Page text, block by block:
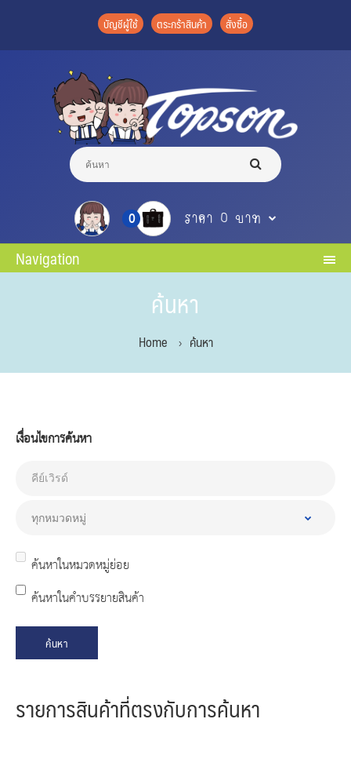
บัญชีผู้ใช้ ตระกร้าสินค้า สั่งซื้อ
0 ราคา 0 บาท
Navigation
ค้นหา
Home ค้นหา
เงื่อนไขการค้นหา
ค้นหาในหมวดหมู่ย่อย
ค้นหาในคำบรรยายสินค้า
รายการสินค้าที่ตรงกับการค้นหา